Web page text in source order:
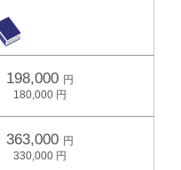
198,000
180,000
363,000
330,000